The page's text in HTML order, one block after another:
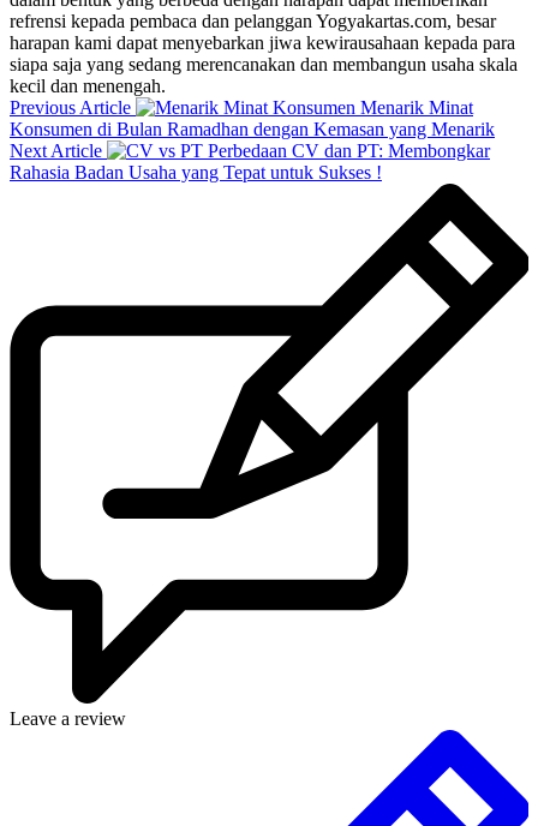
refrensi kepada pembaca dan pelanggan Yogyakartas.com, besar
harapan kami dapat menyebarkan jiwa kewirausahaan kepada para
siapa saja yang sedang merencanakan dan membangun usaha skala
kecil dan menengah.
Previous Article
Menarik Minat
Konsumen di Bulan Ramadhan dengan Kemasan yang Menarik
Next Article
Perbedaan CV dan PT: Membongkar
Rahasia Badan Usaha yang Tepat untuk Sukses !
Leave a review